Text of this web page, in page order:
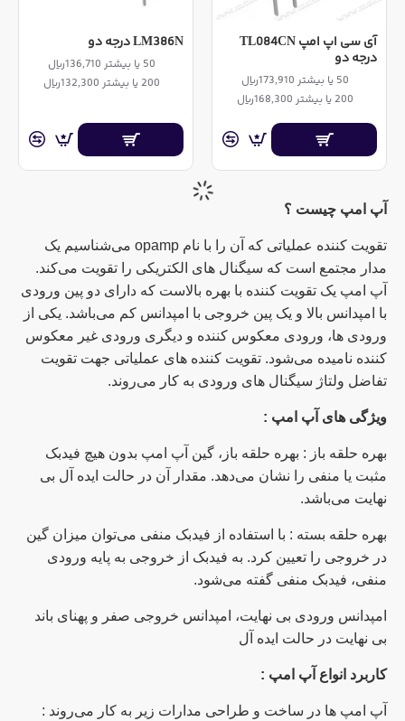
آپ امپ چیست ؟
تقویت کننده عملیاتی که آن را با نام opamp می‌شناسیم یک
مدار مجتمع است که سیگنال های الکتریکی را تقویت می‌کند.
آپ امپ یک تقویت کننده با بهره بالاست که دارای دو پین ورودی
با امپدانس بالا و یک پین خروجی با امپدانس کم می‌باشد. یکی از
ورودی ها، ورودی معکوس کننده و دیگری ورودی غیر معکوس
کننده نامیده می‌شود. تقویت کننده های عملیاتی جهت تقویت
تفاضل ولتاژ سیگنال های ورودی به کار می‌روند.
ویژگی های آپ امپ :
بهره حلقه باز : بهره حلقه باز، گین آپ امپ بدون هیچ فیدبک
مثبت یا منفی را نشان می‌دهد. مقدار آن در حالت ایده آل بی
نهایت می‌باشد.
بهره حلقه بسته : با استفاده از فیدبک منفی می‌توان میزان گین
در خروجی را تعیین کرد. به فیدبک از خروجی به پایه ورودی
منفی، فیدبک منفی گفته می‌شود.
امپدانس ورودی بی نهایت، امپدانس خروجی صفر و پهنای باند
بی نهایت در حالت ایده آل
کاربرد انواع آپ امپ :
آپ امپ ها در ساخت و طراحی مدارات زیر به کار می‌روند :
آی سی اپ امپ TL084CN
درجه دو
50 یا بیشتر 173,910ریال
200 یا بیشتر 168,300ریال
LM386N درجه دو
50 یا بیشتر 136,710ریال
200 یا بیشتر 132,300ریال